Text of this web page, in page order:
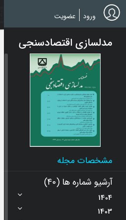
Skip
to
main
ورود عضویت
مدلسازی اقتصادسنجی
مشخصات مجله
آرشیو شماره ها (40)
1404
1403